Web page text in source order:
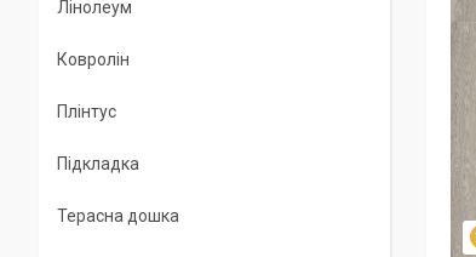
Лінолеум
Ковролін
Плінтус
Підкладка
Терасна дошка